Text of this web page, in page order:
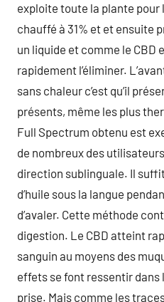
exploite toute la plante pour
chauffé à 31% et et ensuite
un liquide et comme le CBD
rapidement l’éliminer.
sans chaleur c’est qu’il
présents, même les plus
Full Spectrum obtenu est
de nombreux des
direction sublinguale. Il
d’huile sous la langue
d’avaler. Cette méthode
digestion. Le CBD atteint
sanguin au moyens des
effets se font ressentir dans
prise. Mais comme les